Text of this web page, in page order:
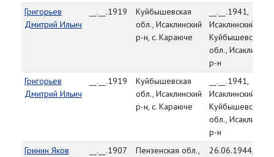
Григорьев
Дмитрий Ильич
__.__.1919
Куйбышевская
обл., Исаклинский
р-н, с. Караюче
__.__.1941,
Исаклинский РВК,
Куйбышевская
обл.,
р-н
Григорьев
Дмитрий Ильич
__.__.1919
Куйбышевская
обл., Исаклинский
р-н, с. Караюче
__.__.1941,
Исаклинский РВК,
Куйбышевская
обл.,
р-н
Гринин Яков
__.__.1907
Пензенская обл.,
26.06.1944,